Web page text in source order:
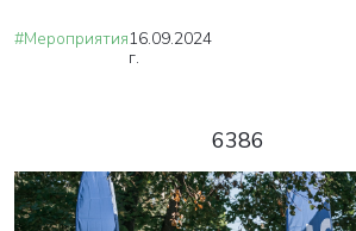
#Мероприятия16.09.2024
г.
6386